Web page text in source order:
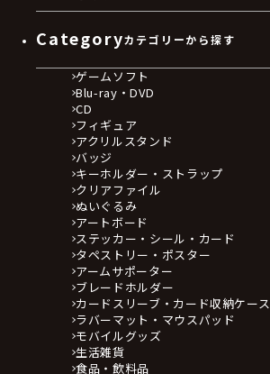
Categoryカテゴリーから探す
ゲームソフト
Blu-ray・DVD
CD
フィギュア
アクリルスタンド
バッジ
キーホルダー・ストラップ
クリアファイル
ぬいぐるみ
アートボード
ステッカー・シール・カード
タペストリー・ポスター
アームサポーター
ブレードホルダー
カードスリーブ・カード収納ケース
ラバーマット・マウスパッド
モバイルグッズ
生活雑貨
食品・飲料品